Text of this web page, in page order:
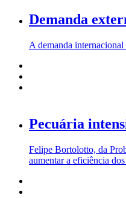
Demanda
A demanda
Pecuária
Felipe Bortolotto, da
aumentar a eficiência